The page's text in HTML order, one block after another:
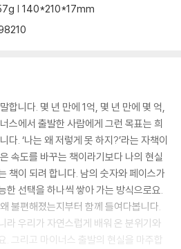
축을 ‘즐거운 습관’으로
사고, 무엇을 지키고 싶나요?
이 안전망이 됩니다.
전망을 갖추세요.
이 아닙니다.
하세요.
가는 투자 시스템 한 장 만들기
습
리하라고 할까?
| 140*210*17mm
합니다. 몇 년 만에 1억, 몇 년 만에 몇 억,
스에서 출발한 사람에게 그런 목표는 희
다. ‘나는 왜 저렇게 못 하지?’라는 자책이
속도를 바꾸는 책이라기보다 나의 현실
책이 되려 합니다. 남의 숫자와 페이스가
한 선택을 하나씩 쌓아 가는 방식으로요.
불편해졌는지부터 함께 들여다봅니다.
라 우리가 자연스럽게 배워 온 분위기와
. 그리고 마이너스 출발의 현실을 마주합